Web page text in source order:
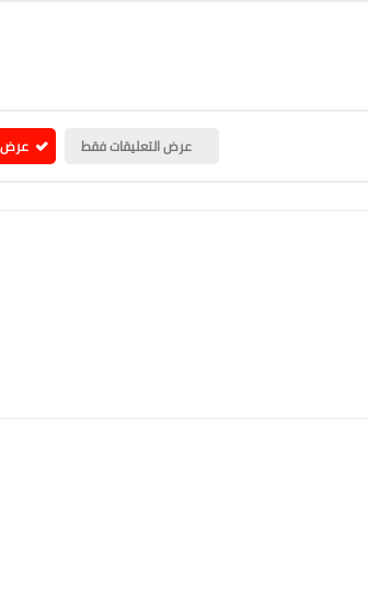
عرض التعليقات فقط عرض